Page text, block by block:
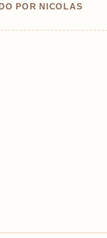
POR NICOLAS